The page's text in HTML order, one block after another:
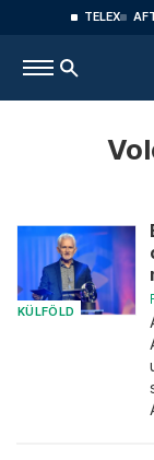
TELEX
KÜLFÖLD